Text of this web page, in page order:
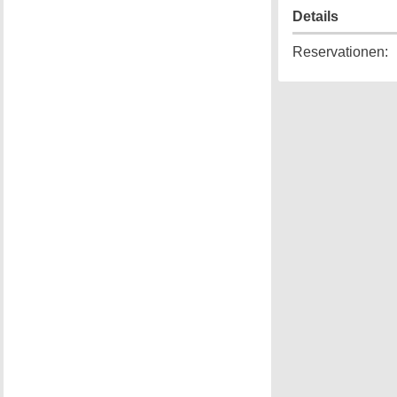
Details
Reservationen: